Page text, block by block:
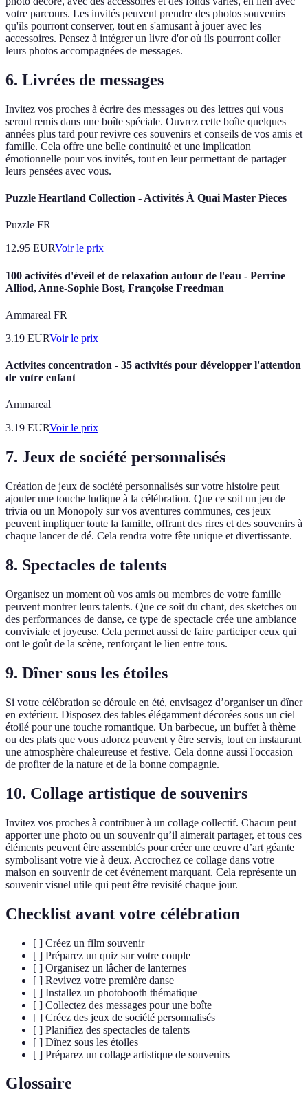
votre parcours. Les invités peuvent prendre des photos souvenirs
qu'ils pourront conserver, tout en s'amusant à jouer avec les
accessoires. Pensez à intégrer un livre d'or où ils pourront coller
leurs photos accompagnées de messages.
6. Livrées de messages
Invitez vos proches à écrire des messages ou des lettres qui vous
seront remis dans une boîte spéciale. Ouvrez cette boîte quelques
années plus tard pour revivre ces souvenirs et conseils de vos amis et
famille. Cela offre une belle continuité et une implication
émotionnelle pour vos invités, tout en leur permettant de partager
leurs pensées avec vous.
Puzzle Heartland Collection - Activités À Quai Master Pieces
Puzzle FR
12.95 EURVoir le prix
100 activités d'éveil et de relaxation autour de l'eau - Perrine
Alliod, Anne-Sophie Bost, Françoise Freedman
Ammareal FR
3.19 EURVoir le prix
Activites concentration - 35 activités pour développer l'attention
de votre enfant
Ammareal
3.19 EURVoir le prix
7. Jeux de société personnalisés
Création de jeux de société personnalisés sur votre histoire peut
ajouter une touche ludique à la célébration. Que ce soit un jeu de
trivia ou un Monopoly sur vos aventures communes, ces jeux
peuvent impliquer toute la famille, offrant des rires et des souvenirs à
chaque lancer de dé. Cela rendra votre fête unique et divertissante.
8. Spectacles de talents
Organisez un moment où vos amis ou membres de votre famille
peuvent montrer leurs talents. Que ce soit du chant, des sketches ou
des performances de danse, ce type de spectacle crée une ambiance
conviviale et joyeuse. Cela permet aussi de faire participer ceux qui
ont le goût de la scène, renforçant le lien entre tous.
9. Dîner sous les étoiles
Si votre célébration se déroule en été, envisagez d’organiser un dîner
en extérieur. Disposez des tables élégamment décorées sous un ciel
étoilé pour une touche romantique. Un barbecue, un buffet à thème
ou des plats que vous adorez peuvent y être servis, tout en instaurant
une atmosphère chaleureuse et festive. Cela donne aussi l'occasion
de profiter de la nature et de la bonne compagnie.
10. Collage artistique de souvenirs
Invitez vos proches à contribuer à un collage collectif. Chacun peut
apporter une photo ou un souvenir qu’il aimerait partager, et tous ces
éléments peuvent être assemblés pour créer une œuvre d’art géante
symbolisant votre vie à deux. Accrochez ce collage dans votre
maison en souvenir de cet événement marquant. Cela représente un
souvenir visuel utile qui peut être revisité chaque jour.
Checklist avant votre célébration
[ ] Créez un film souvenir
[ ] Préparez un quiz sur votre couple
[ ] Organisez un lâcher de lanternes
[ ] Revivez votre première danse
[ ] Installez un photobooth thématique
[ ] Collectez des messages pour une boîte
[ ] Créez des jeux de société personnalisés
[ ] Planifiez des spectacles de talents
[ ] Dînez sous les étoiles
[ ] Préparez un collage artistique de souvenirs
Glossaire